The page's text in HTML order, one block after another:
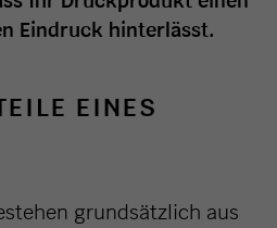
Eindruck hinterlässt.
EINES
grundsätzlich aus